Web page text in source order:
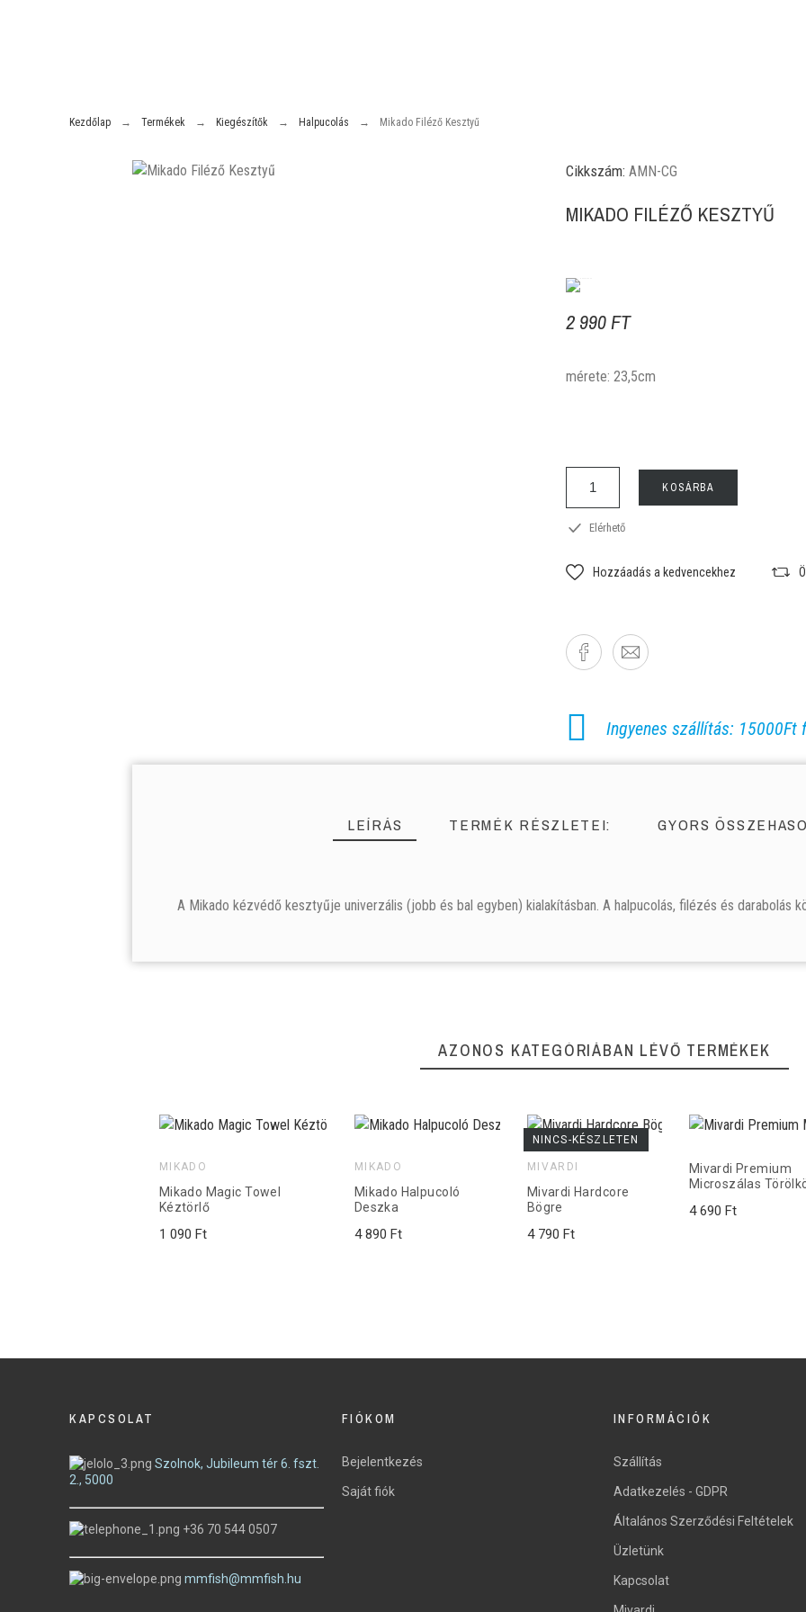
Kezdőlap Termékek Kiegészítők Halpucolás Mikado Filéző Kesztyű
Cikkszám:AMN-CG
MIKADO FILÉZŐ KESZTYŰ
2 990 FT
mérete: 23,5cm
KOSÁRBA
Elérhető
Hozzáadás a kedvencekhez
Ingyenes szállítás: 15000Ft
LEÍRÁS TERMÉK RÉSZLETEI: GYORS
A Mikado kézvédő kesztyűje univerzális (jobb és bal egyben) kialakításban. A halpucolás, filézés és darabolás
Raktáron: 4 Tétel
LEÍRÁS
mérete: 23,5cm
Nincs összehasonlítható
LEÍRÁS
mérete: 23,5cm
Nincs összehasonlítható
AZONOS KATEGÓRIÁBAN LÉVŐ TERMÉKEK
MIKADO
Mikado Magic Towel
Kéztörlő
1 090 Ft
MIKADO
Mikado Halpucoló
Deszka
4 890 Ft
MIVARDI
Mivardi Hardcore
Bögre
4 790 Ft
NINCS-KÉSZLETEN
Mivardi Premium
Microszálas
4 690 Ft
KAPCSOLAT
Szolnok, Jubileum tér 6. fszt.
2., 5000
+36 70 544 0507
mmfish@mmfish.hu
FIÓKOM
Bejelentkezés
Saját fiók
INFORMÁCIÓK
Szállítás
Adatkezelés - GDPR
Általános Szerződési Feltételek
Üzletünk
Kapcsolat